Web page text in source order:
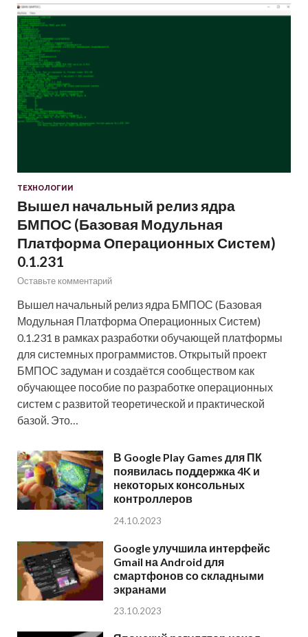
ТЕХНОЛОГИИ
Вышел начальный релиз ядра
БМПОС (Базовая Модульная
Платформа Операционных Систем)
0.1.231
Оставьте комментарий
Вышел начальный релиз ядра БМПОС (Базовая
Модульная Платформа Операционных Систем)
0.1.231 в рамках разработки обучающей платформы
для системных программистов. Открытый проект
БМПОС задуман и создаётся сообществом как
обучающее пособие по разработке операционных
систем с развитой теоретической и практической
базой. Это…
В Google Play Games для ПК
появилась поддержка 4K и
некоторых консольных
контроллеров
24.10.2023
Google улучшила интерфейс
Gmail на Android для
смартфонов со складными
экранами
23.10.2023